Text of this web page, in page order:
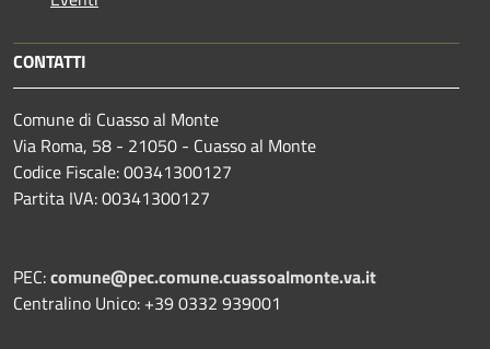
CONTATTI
Comune di Cuasso al Monte
Via Roma, 58 - 21050 - Cuasso al Monte
Codice Fiscale: 00341300127
Partita IVA: 00341300127
PEC:comune@pec.comune.cuassoalmonte.va.it
Centralino Unico: +39 0332 939001